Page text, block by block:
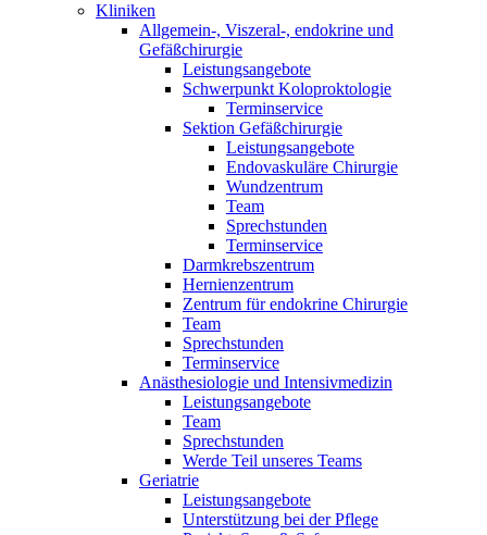
Kliniken
Allgemein-, Viszeral-, endokrine und
Gefäßchirurgie
Leistungsangebote
Schwerpunkt Koloproktologie
Terminservice
Sektion Gefäßchirurgie
Leistungsangebote
Endovaskuläre Chirurgie
Wundzentrum
Team
Sprechstunden
Terminservice
Darmkrebszentrum
Hernienzentrum
Zentrum für endokrine Chirurgie
Team
Sprechstunden
Terminservice
Anästhesiologie und Intensivmedizin
Leistungsangebote
Team
Sprechstunden
Werde Teil unseres Teams
Geriatrie
Leistungsangebote
Unterstützung bei der Pflege